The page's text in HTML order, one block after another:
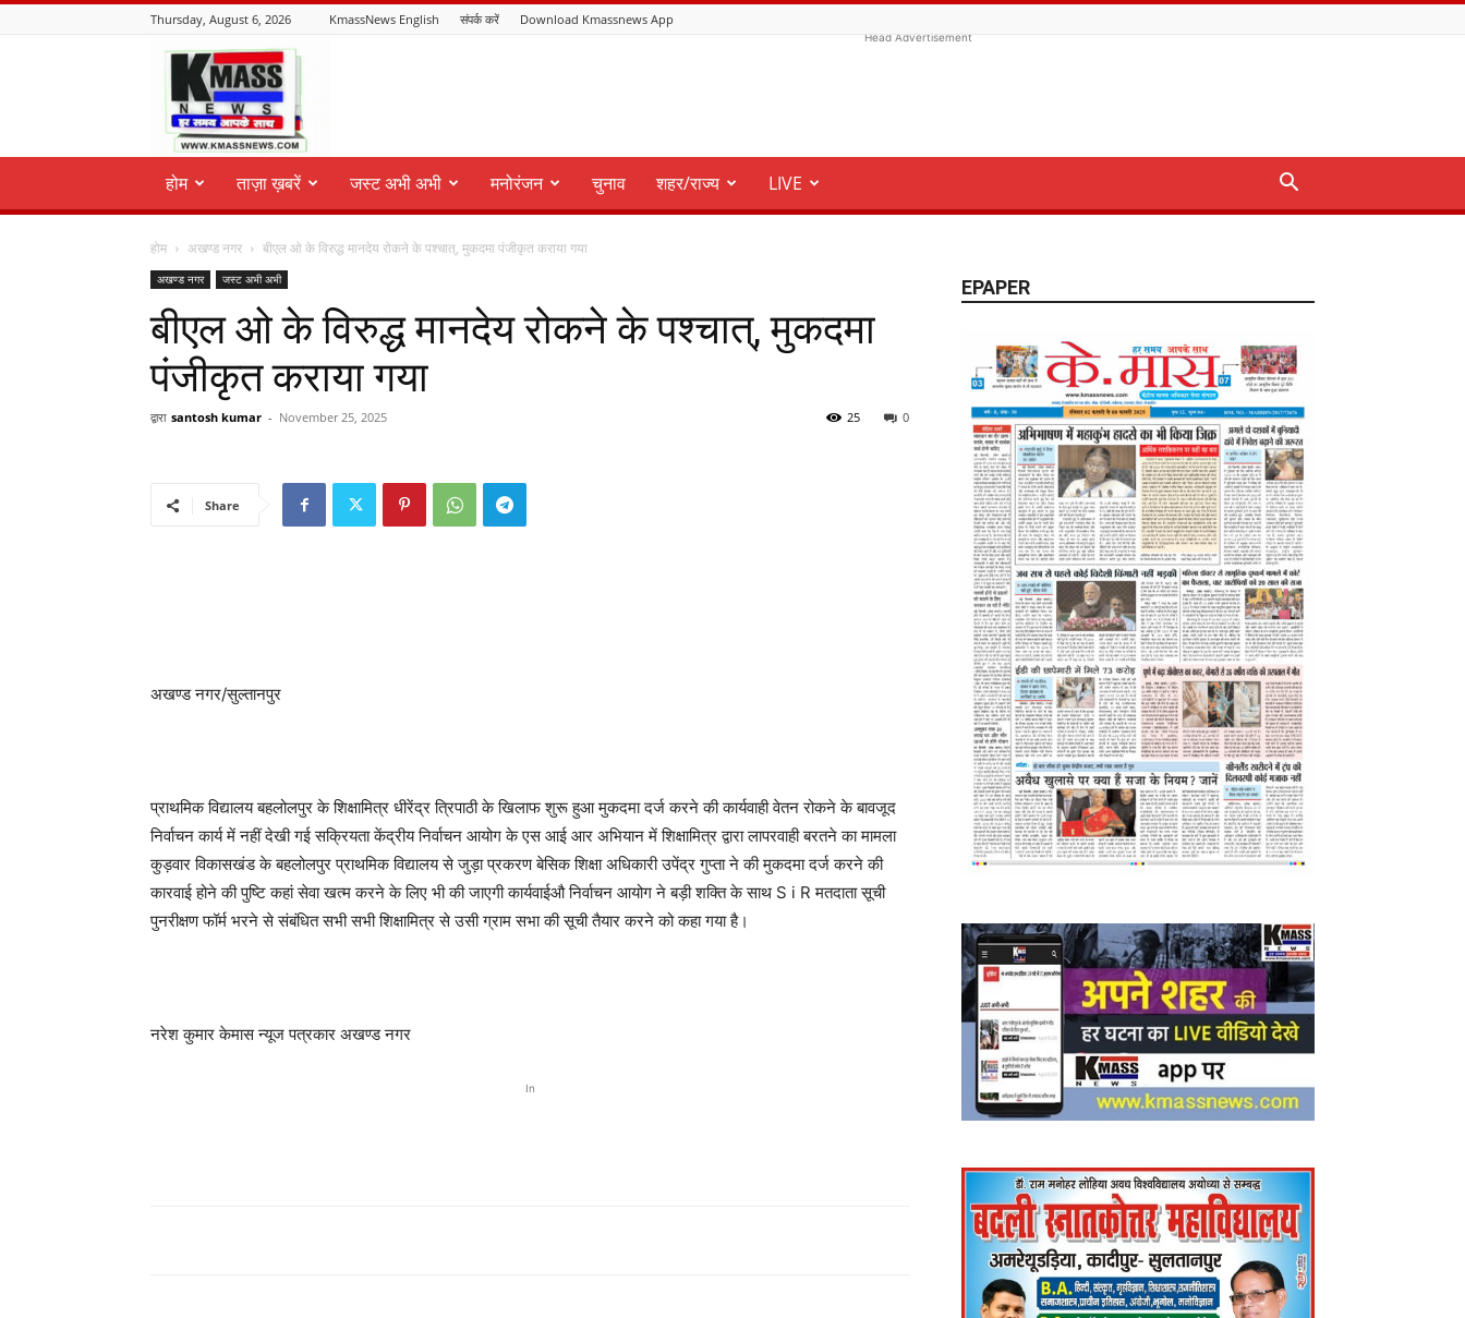
Thursday, August 6, 2026 KmassNews English संपर्क करें Download Kmassnews App
KmassNews
Head Advertisement
होम ताज़ा ख़बरें जस्ट अभी अभी मनोरंजन चुनाव शहर/राज्य LIVE
होम अखण्ड नगर बीएल ओ के विरुद्ध मानदेय रोकने के पश्चात्, मुकदमा पंजीकृत कराया गया
अखण्ड नगर जस्ट अभी अभी
बीएल ओ के विरुद्ध मानदेय रोकने के पश्चात्, मुकदमा
पंजीकृत कराया गया
द्वारा santosh kumar - November 25, 2025 0
25
Share
अखण्ड नगर/सुल्तानपुर
प्राथमिक विद्यालय बहलोलपुर के शिक्षामित्र धीरेंद्र त्रिपाठी के खिलाफ शुरू हुआ मुकदमा दर्ज करने की कार्यवाही वेतन रोकने के बावजूद
निर्वाचन कार्य में नहीं देखी गई सक्रियता केंद्रीय निर्वाचन आयोग के एस आई आर अभियान में शिक्षामित्र द्वारा लापरवाही बरतने का मामला
कुड़वार विकासखंड के बहलोलपुर प्राथमिक विद्यालय से जुड़ा प्रकरण बेसिक शिक्षा अधिकारी उपेंद्र गुप्ता ने की मुकदमा दर्ज करने की
कारवाई होने की पुष्टि कहां सेवा खत्म करने के लिए भी की जाएगी कार्यवाईऔ निर्वाचन आयोग ने बड़ी शक्ति के साथ S i R मतदाता सूची
पुनरीक्षण फॉर्म भरने से संबंधित सभी सभी शिक्षामित्र से उसी ग्राम सभा की सूची तैयार करने को कहा गया है।
नरेश कुमार केमास न्यूज पत्रकार अखण्ड नगर
In
EPAPER